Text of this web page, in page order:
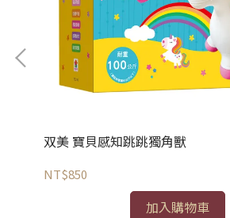
双美 寶貝感知跳跳獨角獸
NT$850
加入購物車